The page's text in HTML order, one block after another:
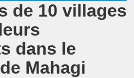
de 10 villages
dans le
Mahagi